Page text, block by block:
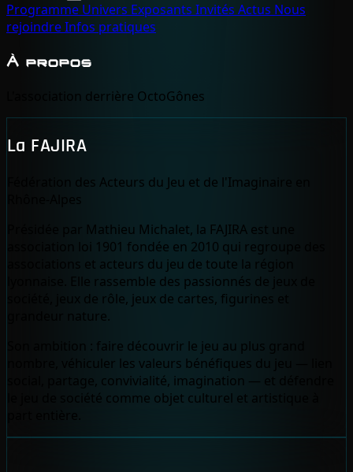
Programme Univers Exposants Invités Actus Nous
rejoindreInfos pratiques
À propos
L'association derrière OctoGônes
La FAJIRA
Fédération des Acteurs du Jeu et de l'Imaginaire en
Présidée par Mathieu Michalet, la FAJIRA est une
association loi 1901 fondée en 2010 qui regroupe des
associations et acteurs du jeu de toute la région
lyonnaise. Elle rassemble des passionnés de jeux de
société, jeux de rôle, jeux de cartes, figurines et
grandeur nature.
Son ambition : faire découvrir le jeu au plus grand
nombre, véhiculer les valeurs bénéfiques du jeu — lien
social, partage, convivialité, imagination — et défendre
le jeu de société comme objet culturel et artistique à